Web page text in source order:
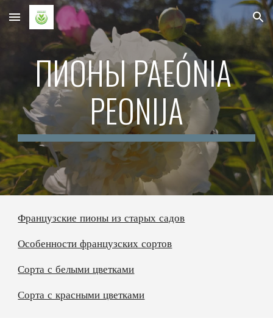
Skip to main content Skip to navigation
ПИОНЫ PAEÓNIA
PEONIJA
Французские пионы из старых садов
Особенности французских сортов
Сорта с белыми цветками
Сорта с красными цветками